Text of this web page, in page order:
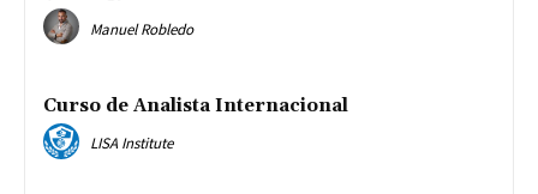
Manuel Robledo
Curso de Analista Internacional
LISA Institute